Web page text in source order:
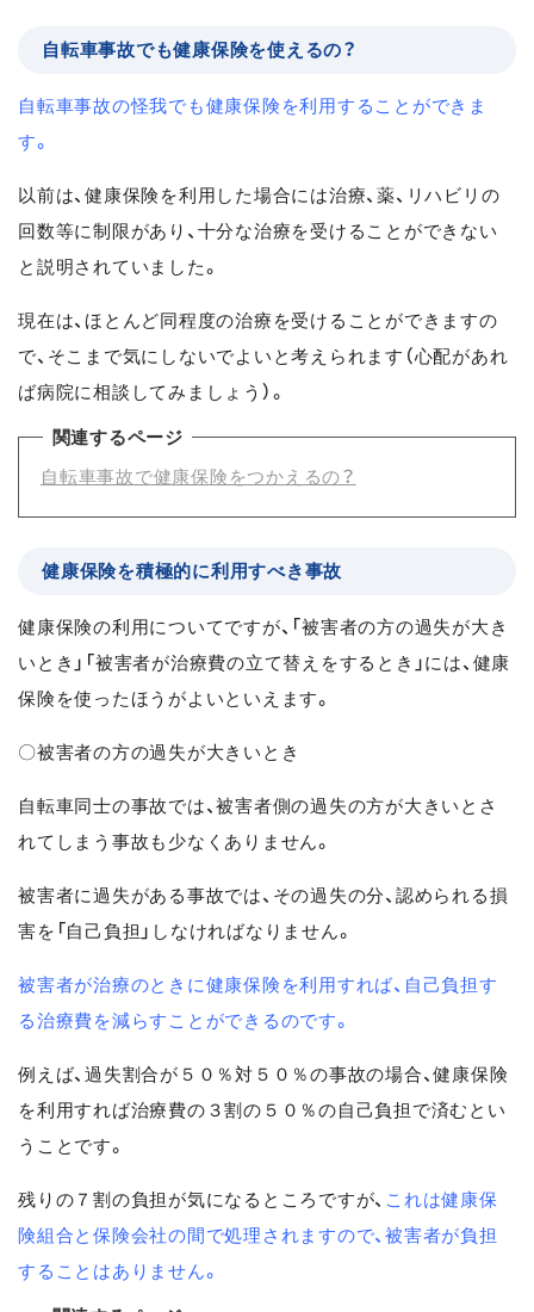
自転車事故でも健康保険を使えるの？
自転車事故の怪我でも健康保険を利用することができま
す。
以前は、健康保険を利用した場合には治療、薬、リハビリの
回数等に制限があり、十分な治療を受けることができない
と説明されていました。
現在は、ほとんど同程度の治療を受けることができますの
で、そこまで気にしないでよいと考えられます（心配があれ
ば病院に相談してみましょう）。
関連するページ
自転車事故で健康保険をつかえるの？
健康保険を積極的に利用すべき事故
健康保険の利用についてですが、「被害者の方の過失が大き
いとき」「被害者が治療費の立て替えをするとき」には、健康
保険を使ったほうがよいといえます。
〇被害者の方の過失が大きいとき
自転車同士の事故では、被害者側の過失の方が大きいとさ
れてしまう事故も少なくありません。
被害者に過失がある事故では、その過失の分、認められる損
害を「自己負担」しなければなりません。
被害者が治療のときに健康保険を利用すれば、自己負担す
る治療費を減らすことができるのです。
例えば、過失割合が５０％対５０％の事故の場合、健康保険
を利用すれば治療費の３割の５０％の自己負担で済むとい
うことです。
残りの７割の負担が気になるところですが、 これは健康保
険組合と保険会社の間で処理されますので、被害者が負担
することはありません。